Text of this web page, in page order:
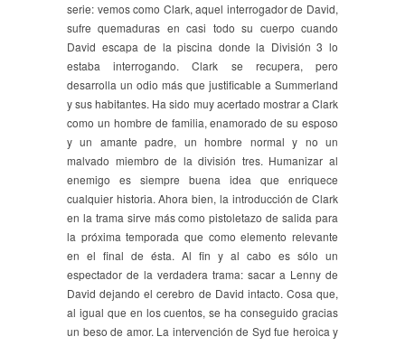
serie: vemos como Clark, aquel interrogador de David,
sufre quemaduras en casi todo su cuerpo cuando
David escapa de la piscina donde la División 3 lo
estaba interrogando. Clark se recupera, pero
desarrolla un odio más que justificable a Summerland
y sus habitantes. Ha sido muy acertado mostrar a Clark
como un hombre de familia, enamorado de su esposo
y un amante padre, un hombre normal y no un
malvado miembro de la división tres. Humanizar al
enemigo es siempre buena idea que enriquece
cualquier historia. Ahora bien, la introducción de Clark
en la trama sirve más como pistoletazo de salida para
la próxima temporada que como elemento relevante
en el final de ésta. Al fin y al cabo es sólo un
espectador de la verdadera trama: sacar a Lenny de
David dejando el cerebro de David intacto. Cosa que,
al igual que en los cuentos, se ha conseguido gracias
un beso de amor. La intervención de Syd fue heroica y